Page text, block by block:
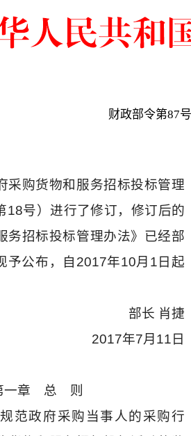
财政部令第87号
购货物和服务招标投标管理
18号）进行了修订，修订后的
务招标投标管理办法》已经部
予公布，自2017年10月1日起
部长 肖捷
2017年7月11日
一章 总 则
政府采购当事人的采购行